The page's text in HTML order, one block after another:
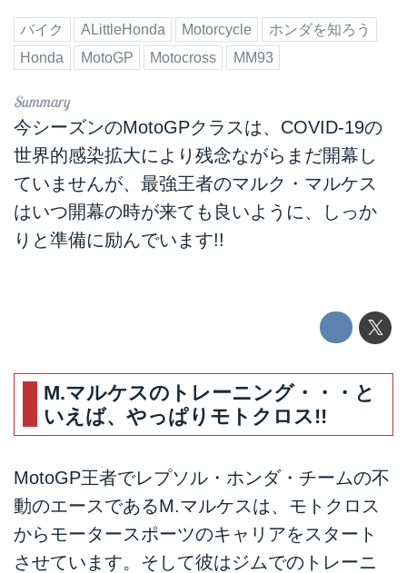
バイク ALittleHonda Motorcycle
ホンダを知ろう
Honda
MotoGP Motocross MM93
今シーズンのMotoGPクラスは、COVID-19の
世界的感染拡大により残念ながらまだ開幕し
ていませんが、最強王者のマルク・マルケス
はいつ開幕の時が来ても良いように、しっか
りと準備に励んでいます!!
M.マルケスのトレーニング・・・と
いえば、やっぱりモトクロス!!
MotoGP王者でレプソル・ホンダ・チームの不
動のエースであるM.マルケスは、モトクロス
からモータースポーツのキャリアをスタート
させています。そして彼はジムでのトレーニ